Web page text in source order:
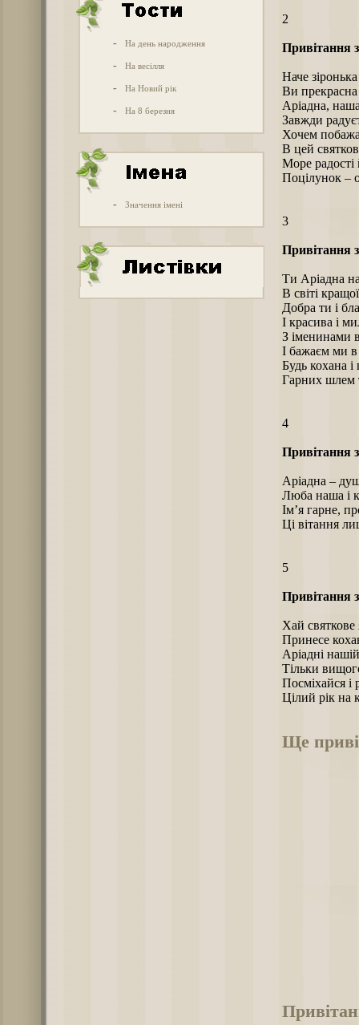
- На день народження
- На весілля
- На Новий рік
- На 8 березня
- Значення імені
2
Привітання
Наче
Ви прекрасна
Аріадна,
Завжди
Хочем
В цей
Море радості
Поцілунок –
3
Привітання
Ти Аріадна
В світі
Добра ти і
І красива і
З іменинами
І бажаєм ми
Будь кохана
Гарних шлем
4
Привітання
Аріадна –
Люба наша і
Ім’я гарне,
Ці вітання
5
Привітання
Хай святкове
Принесе
Аріадні
Тільки
Посміхайся і
Цілий рік на
Ще